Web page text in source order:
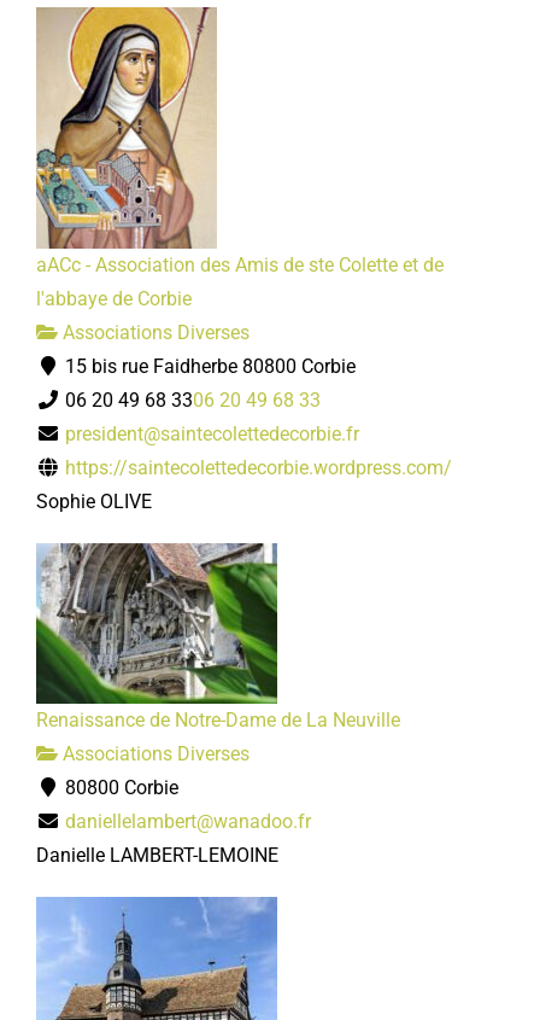
aACc - Association des Amis de ste Colette et de
l'abbaye de Corbie
Associations Diverses
15 bis rue Faidherbe 80800 Corbie
06 20 49 68 3306 20 49 68 33
president@saintecolettedecorbie.fr
https://saintecolettedecorbie.wordpress.com/
Sophie OLIVE
Renaissance de Notre-Dame de La Neuville
Associations Diverses
80800 Corbie
daniellelambert@wanadoo.fr
Danielle LAMBERT-LEMOINE